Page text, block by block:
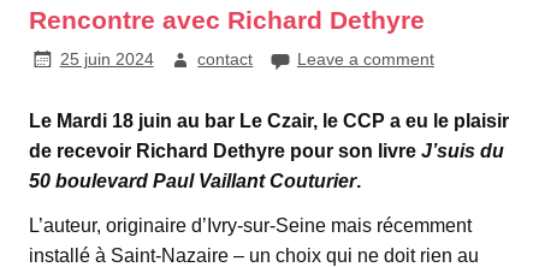
Rencontre avec Richard Dethyre
25 juin 2024 contact Leave a comment
Le Mardi 18 juin au bar Le Czair, le CCP a eu le plaisir
de recevoir Richard Dethyre pour son livre J’suis du
50 boulevard Paul Vaillant Couturier.
L’auteur, originaire d’Ivry-sur-Seine mais récemment
installé à Saint-Nazaire – un choix qui ne doit rien au